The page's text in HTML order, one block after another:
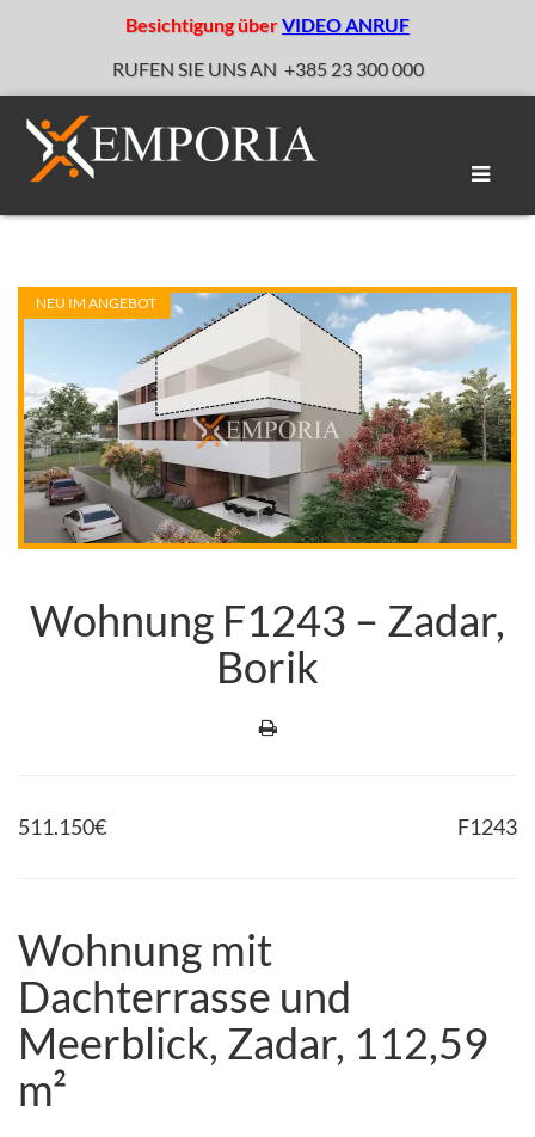
Besichtigung überVIDEO ANRUF
RUFEN SIE UNS AN +385 23 300 000
NEU IM ANGEBOT
Wohnung F1243 – Zadar,
Borik
511.150€ F1243
Wohnung mit
Dachterrasse und
Meerblick, Zadar, 112,59
m²